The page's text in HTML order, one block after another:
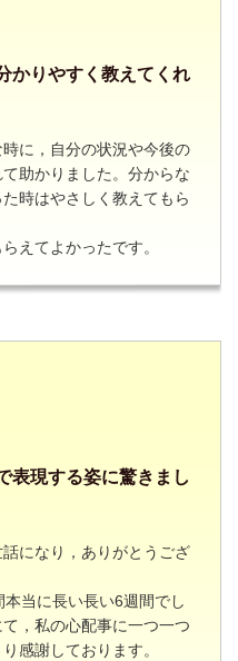
かりやすく教えてくれ
に，自分の状況や今後の
助かりました。分からな
時はやさしく教えてもら
えてよかったです。
表現する姿に驚きまし
になり，ありがとうござ
本当に長い長い6週間でし
，私の心配事に一つ一つ
感謝しております。